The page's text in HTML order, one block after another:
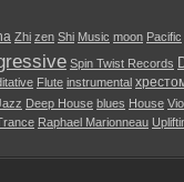
Zhi zen Shi Music moon Pacific
Spin Twist Records
Flute instrumental
Deep House blues House
Raphael Marionneau